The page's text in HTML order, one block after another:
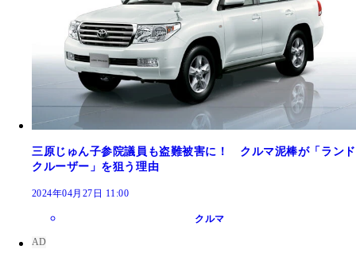
三原じゅん子参院議員も盗難被害に！ クルマ泥棒が「ランド
クルーザー」を狙う理由
2024年04月27日 11:00
クルマ